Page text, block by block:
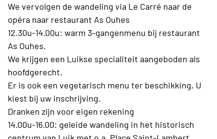
We vervolgen de wandeling via Le Carré naar de
opéra naar restaurant As Ouhes
12.30u-14.00u: warm 3-gangenmenu bij restaurant
As Ouhes.
We krijgen een Luikse specialiteit aangeboden als
hoofdgerecht.
Er is ook een vegetarisch menu ter beschikking, U
kiest bij uw inschrijving.
Dranken zijn voor eigen rekening
14.00u-16.00: geleide wandeling in het historisch